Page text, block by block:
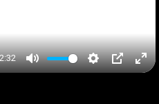
Mute Settings
PIP
Play